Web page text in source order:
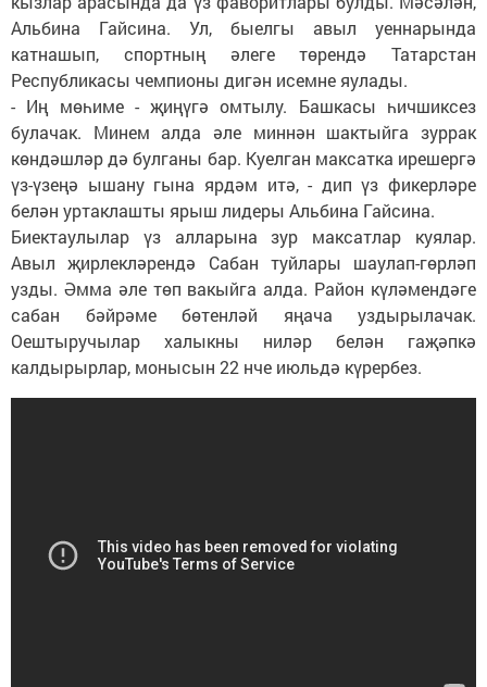
Альбина Гайсина. Ул, быелгы авыл уеннарында
катнашып, спортның әлеге төрендә Татарстан
Республикасы чемпионы дигән исемне яулады.
- Иң мөһиме - җиңүгә омтылу. Башкасы һичшиксез
булачак. Минем алда әле миннән шактыйга зуррак
көндәшләр дә булганы бар. Куелган максатка ирешергә
үз-үзеңә ышану гына ярдәм итә, - дип үз фикерләре
белән уртаклашты ярыш лидеры Альбина Гайсина.
Биектаулылар үз алларына зур максатлар куялар.
Авыл җирлекләрендә Сабан туйлары шаулап-гөрләп
узды. Әмма әле төп вакыйга алда. Район күләмендәге
сабан бәйрәме бөтенләй яңача уздырылачак.
Оештыручылар халыкны ниләр белән гаҗәпкә
калдырырлар, монысын 22 нче июльдә күрербез.